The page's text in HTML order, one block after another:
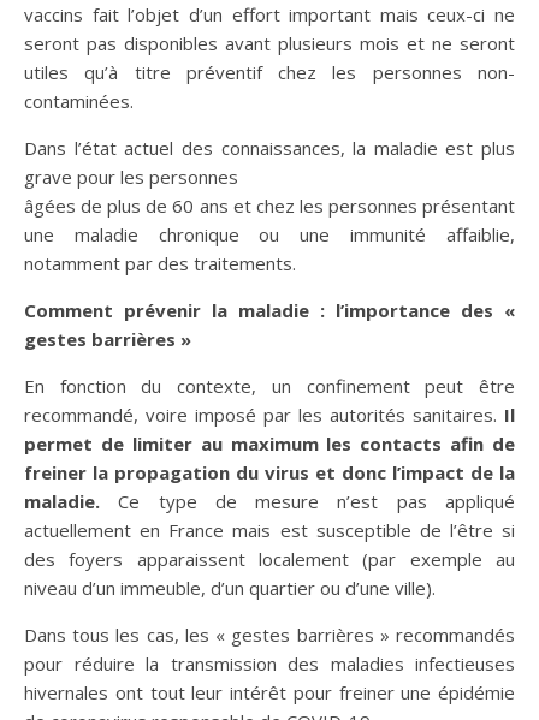
vaccins fait l’objet d’un effort important mais ceux-ci ne
seront pas disponibles avant plusieurs mois et ne seront
utiles qu’à titre préventif chez les personnes non-
contaminées.
Dans l’état actuel des connaissances, la maladie est plus
grave pour les personnes
âgées de plus de 60 ans et chez les personnes présentant
une maladie chronique ou une immunité affaiblie,
notamment par des traitements.
Comment prévenir la maladie : l’importance des «
gestes barrières »
En fonction du contexte, un confinement peut être
recommandé, voire imposé par les autorités sanitaires. Il
permet de limiter au maximum les contacts afin de
freiner la propagation du virus et donc l’impact de la
maladie.Ce type de mesure n’est pas appliqué
actuellement en France mais est susceptible de l’être si
des foyers apparaissent localement (par exemple au
niveau d’un immeuble, d’un quartier ou d’une ville).
Dans tous les cas, les « gestes barrières » recommandés
pour réduire la transmission des maladies infectieuses
hivernales ont tout leur intérêt pour freiner une épidémie